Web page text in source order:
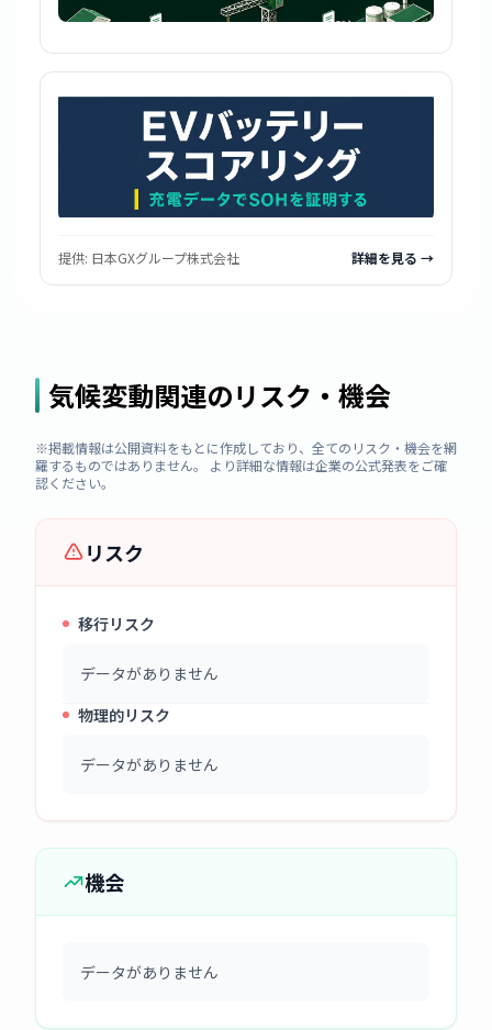
提供: 日本GXグループ株式会社 詳細を見る →
気候変動関連のリスク・機会
※掲載情報は公開資料をもとに作成しており、全てのリスク・機会を網
羅するものではありません。 より詳細な情報は企業の公式発表をご確
認ください。
リスク
移行リスク
データがありません
物理的リスク
データがありません
機会
データがありません